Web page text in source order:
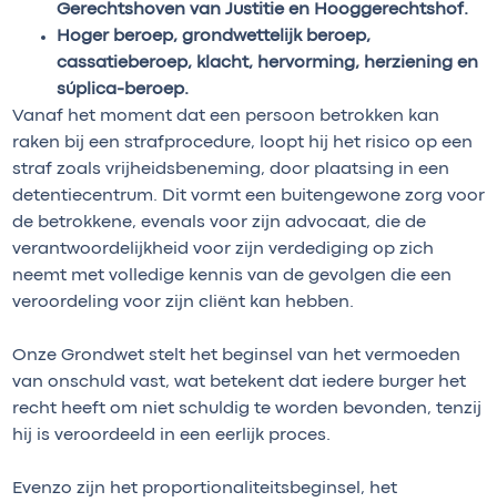
Gerechtshoven van Justitie en Hooggerechtshof.
Hoger beroep, grondwettelijk beroep,
cassatieberoep, klacht, hervorming, herziening en
súplica-beroep.
Vanaf het moment dat een persoon betrokken kan
raken bij een strafprocedure, loopt hij het risico op een
straf zoals vrijheidsbeneming, door plaatsing in een
detentiecentrum. Dit vormt een buitengewone zorg voor
de betrokkene, evenals voor zijn advocaat, die de
verantwoordelijkheid voor zijn verdediging op zich
neemt met volledige kennis van de gevolgen die een
veroordeling voor zijn cliënt kan hebben.
Onze Grondwet stelt het beginsel van het vermoeden
van onschuld vast, wat betekent dat iedere burger het
recht heeft om niet schuldig te worden bevonden, tenzij
hij is veroordeeld in een eerlijk proces.
Evenzo zijn het proportionaliteitsbeginsel, het